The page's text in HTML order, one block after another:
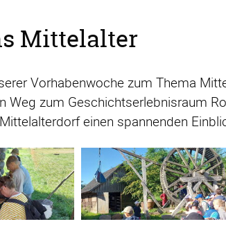
Mittelalter
Vorhabenwoche zum Thema
Weg zum Geschichtserlebnisraum
einen spannenden